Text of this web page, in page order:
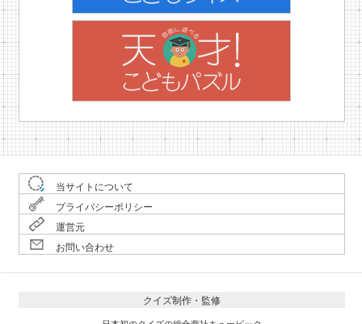
当サイトについて
プライバシーポリシー
運営元
お問い合わせ
クイズ制作・監修